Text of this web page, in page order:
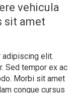
vehicula
sit amet
adipiscing elit.
Sed tempor ex ac
Morbi sit amet
congue cursus